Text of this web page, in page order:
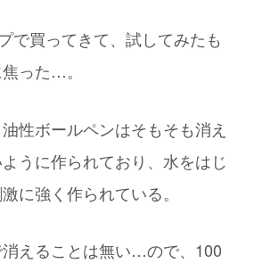
で買ってきて、試してみたも
った…。
性ボールペンはそもそも消え
うに作られており、水をはじ
に強く作られている。
えることは無い…ので、100